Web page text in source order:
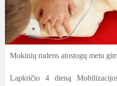
Mokinių rudens atostogų metu
Lapkričio 4 dieną